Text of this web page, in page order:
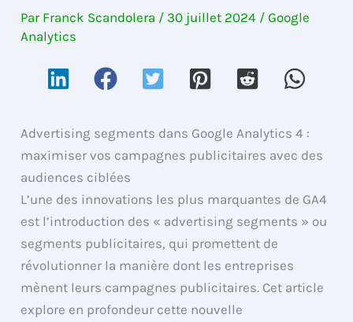
Par Franck Scandolera / 30 juillet 2024 /Google
Analytics
Advertising segments dans Google Analytics 4 :
maximiser vos campagnes publicitaires avec des
audiences ciblées
L’une des innovations les plus marquantes de GA4
est l’introduction des « advertising segments » ou
segments publicitaires, qui promettent de
révolutionner la manière dont les entreprises
mènent leurs campagnes publicitaires. Cet article
explore en profondeur cette nouvelle